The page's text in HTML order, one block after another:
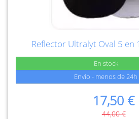
Reflector Ultralyt Oval 5 en
En stock
Envío - menos de 24h
17,50 €
44,00 €